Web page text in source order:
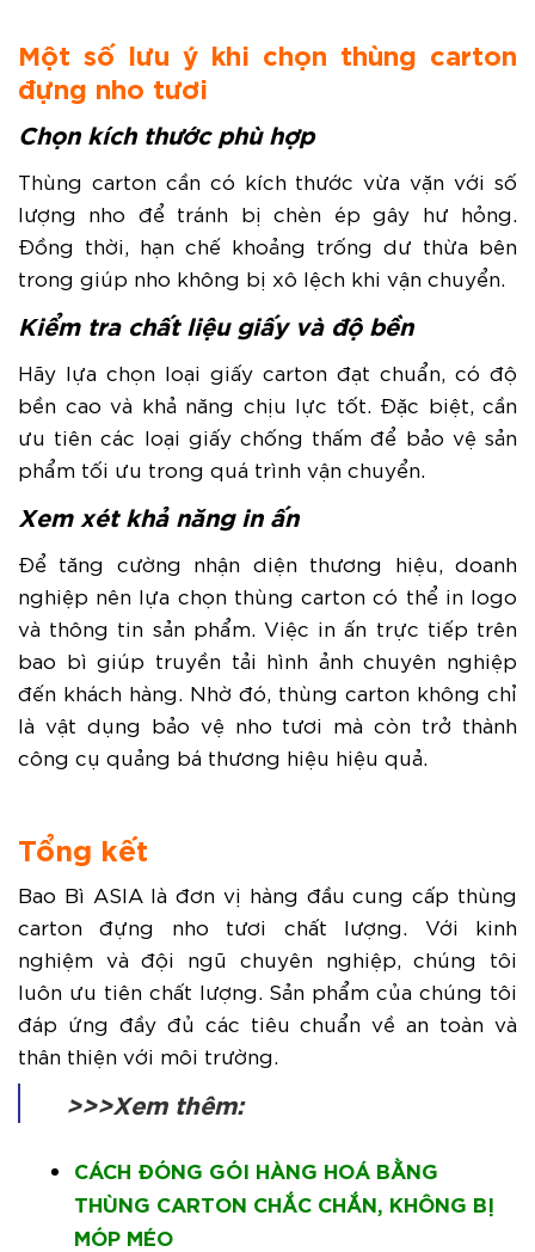
Một số lưu ý khi chọn thùng carton
đựng nho tươi
Chọn kích thước phù hợp
Thùng carton cần có kích thước vừa vặn với số
lượng nho để tránh bị chèn ép gây hư hỏng.
Đồng thời, hạn chế khoảng trống dư thừa bên
trong giúp nho không bị xô lệch khi vận chuyển.
Kiểm tra chất liệu giấy và độ bền
Hãy lựa chọn loại giấy carton đạt chuẩn, có độ
bền cao và khả năng chịu lực tốt. Đặc biệt, cần
ưu tiên các loại giấy chống thấm để bảo vệ sản
phẩm tối ưu trong quá trình vận chuyển.
Xem xét khả năng in ấn
Để tăng cường nhận diện thương hiệu, doanh
nghiệp nên lựa chọn thùng carton có thể in logo
và thông tin sản phẩm. Việc in ấn trực tiếp trên
bao bì giúp truyền tải hình ảnh chuyên nghiệp
đến khách hàng. Nhờ đó, thùng carton không chỉ
là vật dụng bảo vệ nho tươi mà còn trở thành
công cụ quảng bá thương hiệu hiệu quả.
Tổng kết
Bao Bì ASIA là đơn vị hàng đầu cung cấp thùng
carton đựng nho tươi chất lượng. Với kinh
nghiệm và đội ngũ chuyên nghiệp, chúng tôi
luôn ưu tiên chất lượng. Sản phẩm của chúng tôi
đáp ứng đầy đủ các tiêu chuẩn về an toàn và
thân thiện với môi trường.
>>>Xem thêm:
CÁCH ĐÓNG GÓI HÀNG HOÁ BẰNG
THÙNG CARTON CHẮC CHẮN, KHÔNG BỊ
MÓP MÉO